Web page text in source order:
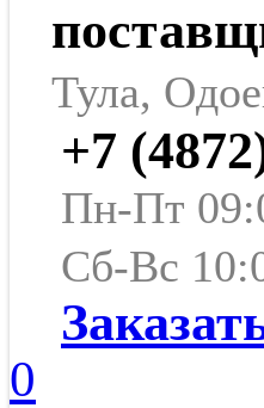
Тула,
+7
Пн-Пт
Сб-Вс
0